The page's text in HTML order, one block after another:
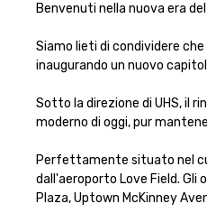
Benvenuti nella nuova era
Siamo lieti di condividere
inaugurando un nuovo
Sotto la direzione di UHS, il
moderno di oggi, pur
Perfettamente situato nel
dall'aeroporto Love Field. Gli
Plaza, Uptown McKinney